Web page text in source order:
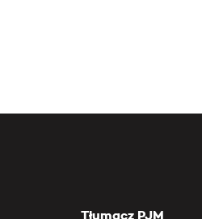
Tłumacz PJM